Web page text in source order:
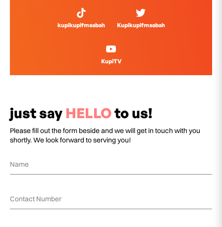
kupikupifmsabah Kupikupifmsabah
KupiTV
just say HELLOto us!
Please fill out the form beside and we will get in touch with you
shortly. We look forward to serving you!